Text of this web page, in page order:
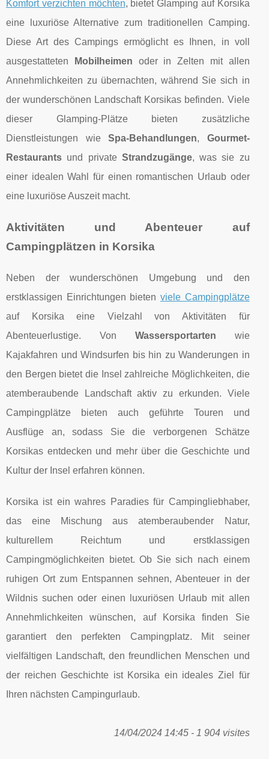
Komfort verzichten möchten, bietet Glamping auf Korsika
eine luxuriöse Alternative zum traditionellen Camping.
Diese Art des Campings ermöglicht es Ihnen, in voll
ausgestatteten
Mobilheimen oder in Zelten mit allen
Annehmlichkeiten zu übernachten, während Sie sich in
der wunderschönen Landschaft Korsikas befinden. Viele
dieser Glamping-Plätze bieten zusätzliche
Dienstleistungen wieSpa-Behandlungen, Gourmet-
Restaurants und private Strandzugänge, was sie zu
einer idealen Wahl für einen romantischen Urlaub oder
eine luxuriöse Auszeit macht.
Aktivitäten und Abenteuer auf
Campingplätzen in Korsika
Neben der wunderschönen Umgebung und den
erstklassigen Einrichtungen bieten viele Campingplätze
auf Korsika eine Vielzahl von Aktivitäten für
Abenteuerlustige. Von Wassersportarten wie
Kajakfahren und Windsurfen bis hin zu Wanderungen in
den Bergen bietet die Insel zahlreiche Möglichkeiten, die
atemberaubende Landschaft aktiv zu erkunden. Viele
Campingplätze bieten auch geführte Touren und
Ausflüge an, sodass Sie die verborgenen Schätze
Korsikas entdecken und mehr über die Geschichte und
Kultur der Insel erfahren können.
Korsika ist ein wahres Paradies für Campingliebhaber,
das eine Mischung aus atemberaubender Natur,
kulturellem Reichtum und erstklassigen
Campingmöglichkeiten bietet. Ob Sie sich nach einem
ruhigen Ort zum Entspannen sehnen, Abenteuer in der
Wildnis suchen oder einen luxuriösen Urlaub mit allen
Annehmlichkeiten wünschen, auf Korsika finden Sie
garantiert den perfekten Campingplatz. Mit seiner
vielfältigen Landschaft, den freundlichen Menschen und
der reichen Geschichte ist Korsika ein ideales Ziel für
Ihren nächsten Campingurlaub.
14/04/2024 14:45 - 1 904 visites